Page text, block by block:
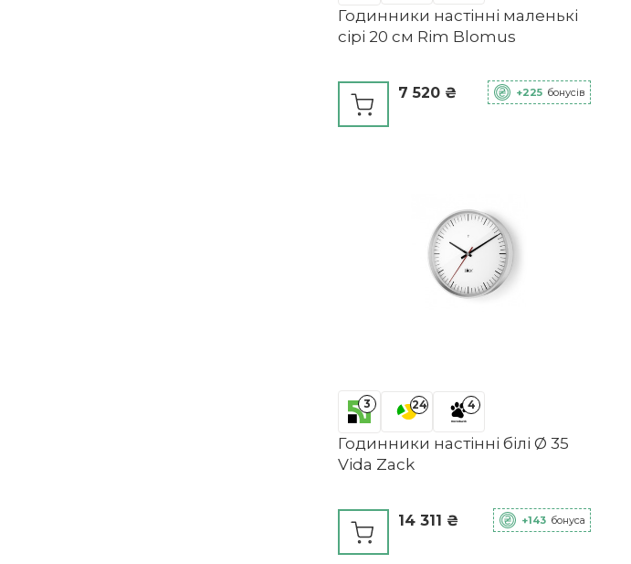
Годинники настінні маленькі
сірі 20 см Rim Blomus
7 520 ₴ +225 бонусів
3 24 4
Годинники настінні білі Ø 35
Vida Zack
14 311 ₴ +143 бонуса